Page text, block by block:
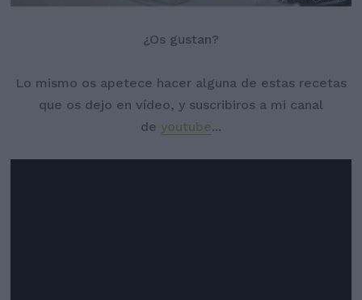
¿Os gustan?
Lo mismo os apetece hacer alguna de estas recetas
que os dejo en vídeo, y suscribiros a mi canal
de youtube...